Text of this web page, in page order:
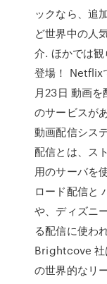
ックなら、追
ど世界中の人
介. ほかでは
登場！ Netflix
月23日 動画
のサービスが
動画配信シス
配信とは、ス
用のサーバを
ロード配信と
や、ディズニ
る配信に使わ
Brightcove 社
の世界的なリ